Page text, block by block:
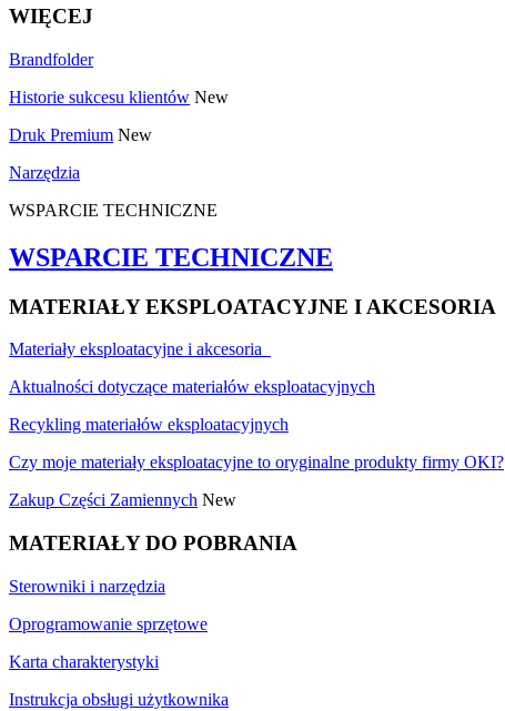
WIĘCEJ
Brandfolder
Historie sukcesu klientów New
Druk Premium New
Narzędzia
WSPARCIE TECHNICZNE
WSPARCIE TECHNICZNE
MATERIAŁY EKSPLOATACYJNE I AKCESORIA
Materiały eksploatacyjne i akcesoria
Aktualności dotyczące materiałów eksploatacyjnych
Recykling materiałów eksploatacyjnych
Czy moje materiały eksploatacyjne to oryginalne produkty firmy OKI?
Zakup Części Zamiennych New
MATERIAŁY DO POBRANIA
Sterowniki i narzędzia
Oprogramowanie sprzętowe
Karta charakterystyki
Instrukcja obsługi użytkownika